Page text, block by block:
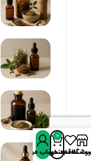
علاقه‌مندی‌ها
0
سبد خریدحساب من